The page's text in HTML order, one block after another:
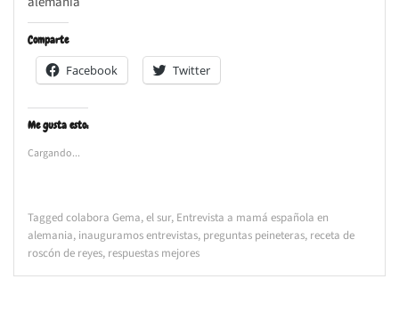
Comparte
Facebook Twitter
Me gusta esto:
Cargando...
Tagged colabora Gema,el sur, Entrevista a mamá española en
alemania, inauguramos entrevistas, preguntas peineteras, receta de
roscón de reyes, respuestas mejores